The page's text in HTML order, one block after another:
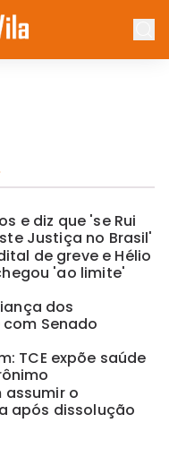
e diz que 'se Rui
Justiça no Brasil'
de greve e Hélio
'ao limite'
dos
com Senado
TCE expõe saúde
assumir o
após dissolução